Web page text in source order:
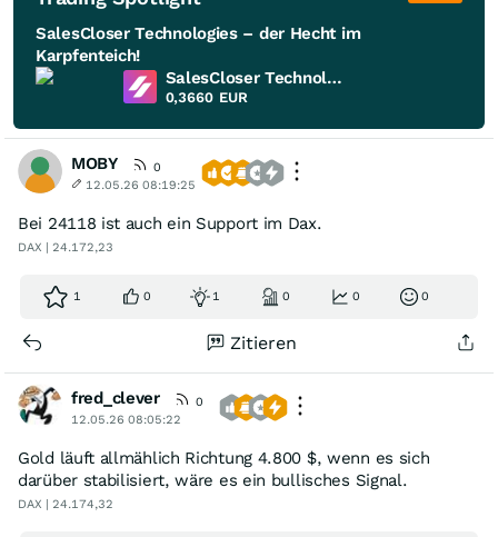
SalesCloser Technologies – der Hecht im
Karpfenteich!
SalesCloser Technologies
0,3660 EUR
MOBY
0
12.05.26 08:19:25
Bei 24118 ist auch ein Support im Dax.
DAX | 24.172,23
1 0 1 0 0 0
Zitieren
fred_clever
0
12.05.26 08:05:22
Gold läuft allmählich Richtung 4.800 $, wenn es sich
darüber stabilisiert, wäre es ein bullisches Signal.
DAX | 24.174,32